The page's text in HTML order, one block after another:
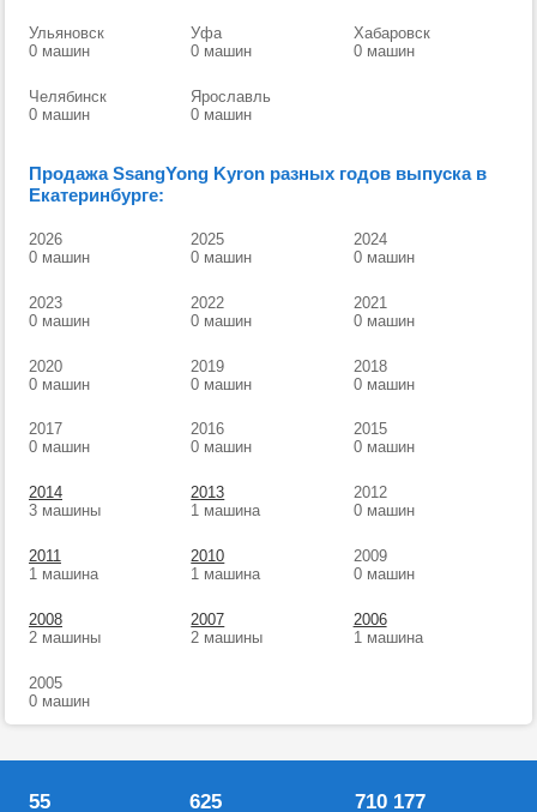
Ульяновск
0 машин
Уфа
0 машин
Хабаровск
0 машин
Челябинск
0 машин
Ярославль
0 машин
Продажа SsangYong Kyron разных годов выпуска в
Екатеринбурге:
2026
0 машин
2025
0 машин
2024
0 машин
2023
0 машин
2022
0 машин
2021
0 машин
2020
0 машин
2019
0 машин
2018
0 машин
2017
0 машин
2016
0 машин
2015
0 машин
2014
3 машины
2013
1 машина
2012
0 машин
2011
1 машина
2010
1 машина
2009
0 машин
2008
2 машины
2007
2 машины
2006
1 машина
2005
0 машин
55 625 710 177